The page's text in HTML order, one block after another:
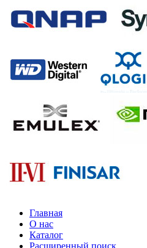
Главная
О нас
Каталог
Расширенный поиск